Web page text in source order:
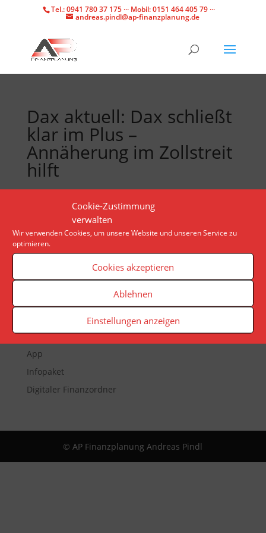
Cookie-Zustimmung
verwalten
Wir verwenden Cookies, um unsere Website und unseren Service zu
optimieren.
Cookies akzeptieren
Ablehnen
Einstellungen anzeigen
Tel.: 0941 780 37 175 ··· Mobil: 0151 464 405 79 ···
andreas.pindl@ap-finanzplanung.de
Dax aktuell: Dax schließt
klar im Plus –
Annäherung im Zollstreit
hilft
Die mögliche Annäherung im Zollstreit mit China gibt
den Aktienkursen deutlich Schwung. Die nahende
Parlamentswahl in Frankreich konnte den Kursen
zumindest zu Wochenbeginn nichts anhaben.
Reporting
App
Infopaket
Digitaler Finanzordner
© AP Finanzplanung Andreas Pindl